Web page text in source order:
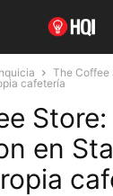
The Coffee
cafetería
Store:
en